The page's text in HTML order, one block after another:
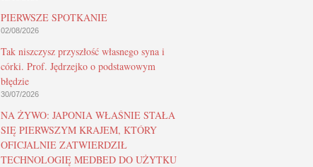
PIERWSZE SPOTKANIE
02/08/2026
Tak niszczysz przyszłość własnego syna i
córki. Prof. Jędrzejko o podstawowym
błędzie
30/07/2026
NA ŻYWO: JAPONIA WŁAŚNIE STAŁA
SIĘ PIERWSZYM KRAJEM, KTÓRY
OFICJALNIE ZATWIERDZIŁ
TECHNOLOGIĘ MEDBED DO UŻYTKU